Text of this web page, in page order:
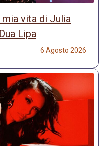
mia vita di Julia
Lipa
6 Agosto 2026